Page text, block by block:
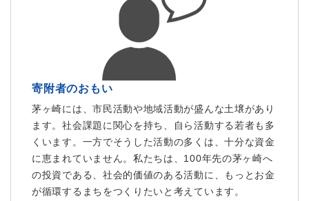
寄附者のおもい
茅ヶ崎には、市民活動や地域活動が盛んな土壌があり
ます。社会課題に関心を持ち、自ら活動する若者も多
くいます。一方でそうした活動の多くは、十分な資金
に恵まれていません。私たちは、100年先の茅ヶ崎へ
の投資である、社会的価値のある活動に、もっとお金
が循環するまちをつくりたいと考えています。